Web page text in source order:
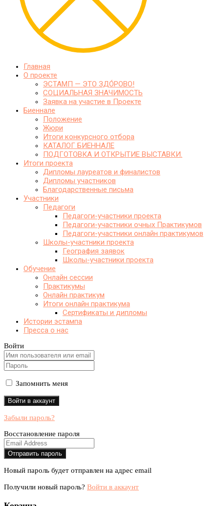
Главная
О проекте
ЭСТАМП — ЭТО ЗДО́РОВО!
СОЦИАЛЬНАЯ ЗНАЧИМОСТЬ
Заявка на участие в Проекте
Биеннале
Положение
Жюри
Итоги конкурсного отбора
КАТАЛОГ БИЕННАЛЕ
ПОДГОТОВКА И ОТКРЫТИЕ ВЫСТАВКИ.
Итоги проекта
Дипломы лауреатов и финалистов
Дипломы участников
Благодарственные письма
Участники
Педагоги
Педагоги-участники проекта
Педагоги-участники очных Практикумов
Педагоги-участники онлайн практикумов
Школы-участники проекта
География заявок
Школы-участники проекта
Обучение
Онлайн сессии
Практикумы
Онлайн практикум
Итоги онлайн практикума
Сертификаты и дипломы
Истории эстампа
Пресса о нас
Войти
Запомнить меня
Забыли пароль?
Восстановление пароля
Новый пароль будет отправлен на адрес email
Получили новый пароль? Войти в аккаунт